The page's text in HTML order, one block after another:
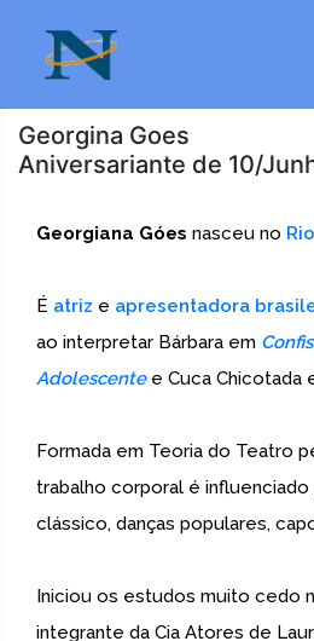
Georgina Goes
Aniversariante de 10/
Georgiana Góes nasceu no
É atriz e apresentadora
ao interpretar Bárbara em
Adolescente e Cuca Chicotada
Formada em Teoria do Teatro
trabalho corporal é
clássico, danças populares,
Iniciou os estudos muito cedo
integrante da Cia Atores de